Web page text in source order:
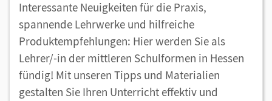
Interessante Neuigkeiten für die Praxis,
spannende Lehrwerke und hilfreiche
Produktempfehlungen: Hier werden Sie als
Lehrer/-in der mittleren Schulformen in Hessen
fündig! Mit unseren Tipps und Materialien
gestalten Sie Ihren Unterricht effektiv und